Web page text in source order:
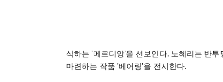
식하는 '메르디앙'을 선보인다. 노혜리는 반
마련하는 작품 '베어링'을 전시한다.